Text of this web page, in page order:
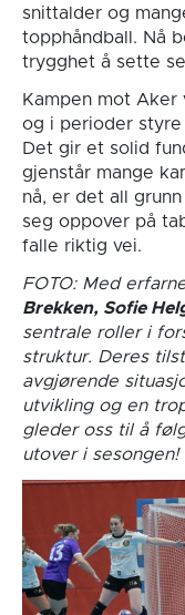
snittalder og
topphåndball. Nå
trygghet å sette
Kampen mot Aker
og i perioder
Det gir et solid
gjenstår mange
nå, er det all
seg oppover på
falle riktig vei.
FOTO: Med
Brekken, Sofie
sentrale roller i
struktur. Deres
avgjørende
utvikling og en
gleder oss til å
utover i sesongen!